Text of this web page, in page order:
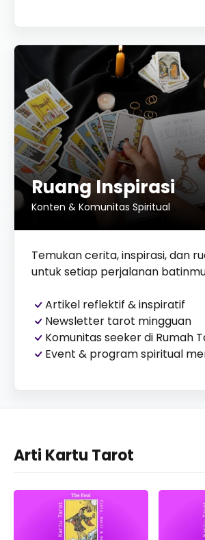
Ruang Inspirasi
Konten & Komunitas Spiritual
Temukan cerita, inspirasi, dan
untuk setiap perjalanan
Artikel reflektif & inspiratif
Newsletter tarot mingguan
Komunitas seeker di Rumah
Event & program spiritual
Arti Kartu Tarot